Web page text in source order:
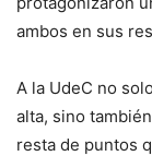
ambos en sus
A la UdeC no
alta, sino
resta de puntos